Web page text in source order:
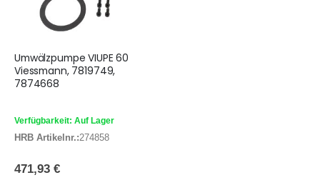
Umwälzpumpe VIUPE 60
Viessmann, 7819749,
7874668
Verfügbarkeit: Auf Lager
HRB Artikelnr.:274858
471,93 €